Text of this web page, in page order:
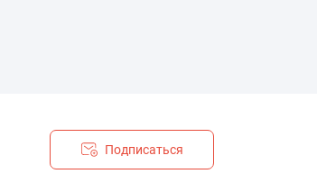
Подписаться